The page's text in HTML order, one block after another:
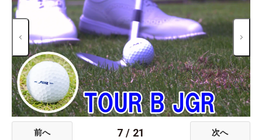
前へ 7 / 21 次へ